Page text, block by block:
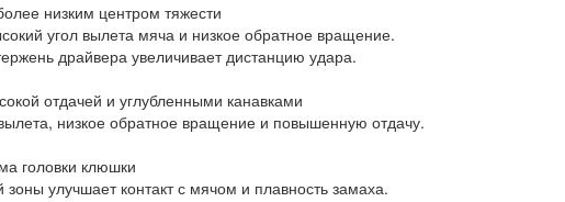
низким центром тяжести
угол вылета мяча и низкое обратное вращение.
драйвера увеличивает дистанцию удара.
отдачей и углубленными канавками
низкое обратное вращение и повышенную отдачу.
головки клюшки
улучшает контакт с мячом и плавность замаха.